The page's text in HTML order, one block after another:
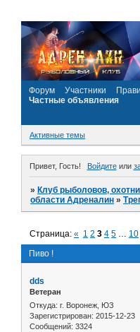
Форум Участники
Частные объявления
Активные темы
Привет, Гость! Войдитеили
»Клуб рыболовов,
области Адреналин »
Пиво !
Страница:« 1 2 3 4 5 … 10
dds
Ветеран
Откуда: г. Воронеж, ЮЗ
Зарегистрирован: 2015-12-23
Сообщений: 3324